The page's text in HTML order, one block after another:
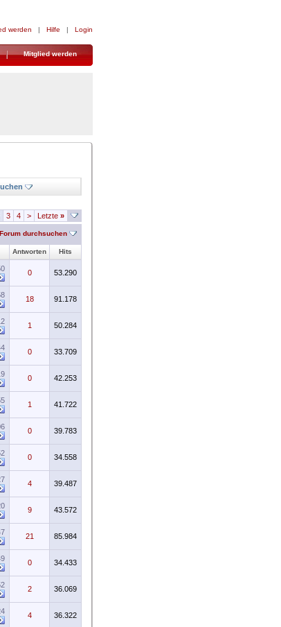
werden | Hilfe | Login
Mitglied werden
3 4 > Letzte »
durchsuchen
Antworten Hits
0 53.290
18 91.178
1 50.284
0 33.709
0 42.253
1 41.722
0 39.783
0 34.558
4 39.487
9 43.572
21 85.984
0 34.433
2 36.069
4 36.322